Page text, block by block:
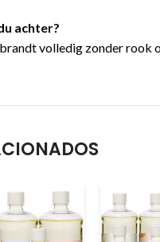
achter?
volledig zonder rook